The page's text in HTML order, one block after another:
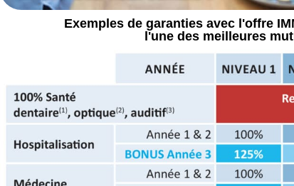
Exemples de garanties avec l'offre
l'une des meilleures